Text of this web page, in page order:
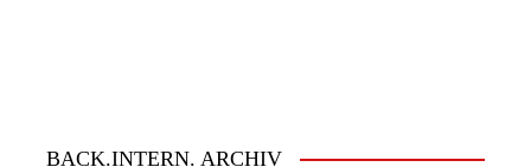
BACK.INTERN. ARCHIV